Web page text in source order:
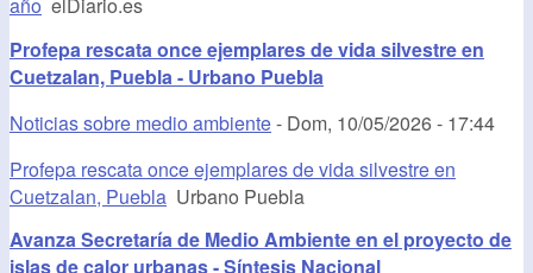
año elDiario.es
Profepa rescata once ejemplares de vida silvestre en
Cuetzalan, Puebla - Urbano Puebla
Noticias sobre medio ambiente- Dom, 10/05/2026 - 17:44
Profepa rescata once ejemplares de vida silvestre en
Cuetzalan, Puebla Urbano Puebla
Avanza Secretaría de Medio Ambiente en el proyecto de
islas de calor urbanas - Síntesis Nacional